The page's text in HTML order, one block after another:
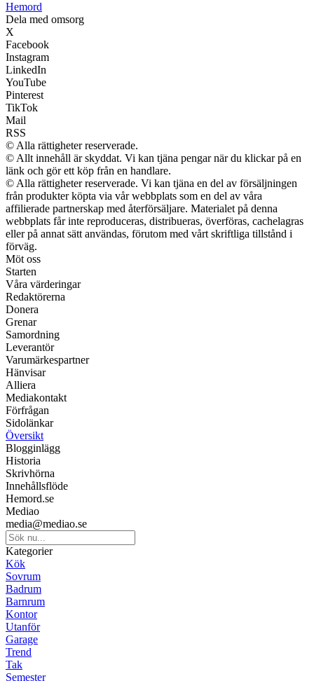
Hemord
Dela med omsorg
X
Facebook
Instagram
LinkedIn
YouTube
Pinterest
TikTok
Mail
RSS
© Alla rättigheter reserverade.
© Allt innehåll är skyddat. Vi kan tjäna pengar när du klickar på en
länk och gör ett köp från en handlare.
© Alla rättigheter reserverade. Vi kan tjäna en del av försäljningen
från produkter köpta via vår webbplats som en del av våra
affilierade partnerskap med återförsäljare. Materialet på denna
webbplats får inte reproduceras, distribueras, överföras, cachelagras
eller på annat sätt användas, förutom med vårt skriftliga tillstånd i
förväg.
Möt oss
Starten
Våra värderingar
Redaktörerna
Donera
Grenar
Samordning
Leverantör
Varumärkespartner
Hänvisar
Alliera
Mediakontakt
Förfrågan
Sidolänkar
Översikt
Blogginlägg
Historia
Skrivhörna
Innehållsflöde
Hemord.se
Mediao
media@mediao.se
Kategorier
Kök
Sovrum
Badrum
Barnrum
Kontor
Utanför
Garage
Trend
Tak
Semester